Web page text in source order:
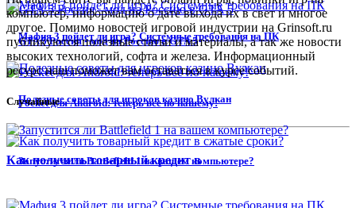
GTA 5 Россия - мод на Россию в GTA 5
Pocket для Android: теперь все по нашему!
Мафия 3 пойдет ли игра? Системные требования на ПК
Полезные советы для игроков казино Вулкан
Запустится ли Battlefield 1 на вашем компьютере?
компьютер, информацию о дате выхода их в свет и многое
другое. Помимо новостей игровой индустрии на Grinsoft.ru
публикуются полезные статьи и материалы, а так же новости
высоких технологий, софта и железа. Информационный
ресурс наш поможет вам оставаться в курсе событий.
Случайные
Как получить товарный кредит в